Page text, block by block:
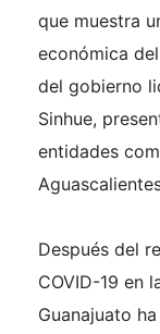
que muestra
económica
del gobierno
Sinhue,
entidades
Después del
COVID-19 en
Guanajuato